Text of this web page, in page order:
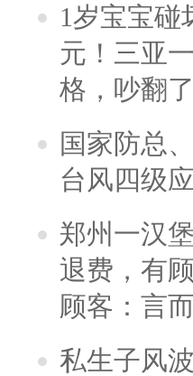
1岁宝宝碰
元！三亚
格，吵翻了
国家防总
台风四级
郑州一汉
退费，有
顾客：言
私生子风